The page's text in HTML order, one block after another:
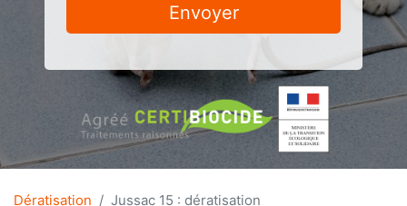
Envoyer
Dératisation Jussac 15 : dératisation